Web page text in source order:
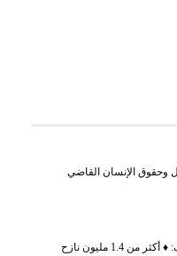
وحقوق الإنسان القاضي
♦️
أكثر من 1.4 مليون نازح